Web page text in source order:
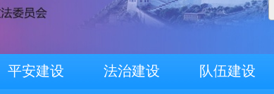
平安建设 法治建设 队伍建设